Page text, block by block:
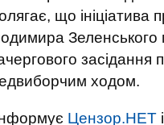
що ініціатива
Зеленського
засідання
ходом.
Цензор.НЕТ